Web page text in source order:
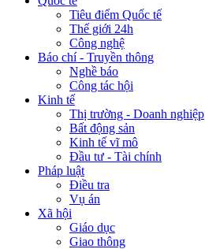
Tiêu điểm Quốc tế
Thế giới 24h
Công nghệ
Báo chí - Truyền thông
Nghề báo
Công tác hội
Kinh tế
Thị trường - Doanh nghiệp
Bất động sản
Kinh tế vĩ mô
Đầu tư - Tài chính
Pháp luật
Điều tra
Vụ án
Xã hội
Giáo dục
Giao thông